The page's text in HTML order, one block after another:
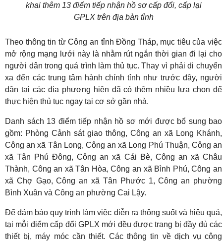
khai thêm 13 điểm tiếp nhận hồ sơ cấp đổi, cấp lại
GPLX trên địa bàn tỉnh
Theo thông tin từ Công an tỉnh Đồng Tháp, mục tiêu của việc
mở rộng mạng lưới này là nhằm rút ngắn thời gian đi lại cho
người dân trong quá trình làm thủ tục. Thay vì phải di chuyển
xa đến các trung tâm hành chính tỉnh như trước đây, người
dân tại các địa phương hiện đã có thêm nhiều lựa chọn để
thực hiện thủ tục ngay tại cơ sở gần nhà.
Danh sách 13 điểm tiếp nhận hồ sơ mới được bổ sung bao
gồm: Phòng Cảnh sát giao thông, Công an xã Long Khánh,
Công an xã Tân Long, Công an xã Long Phú Thuận, Công an
xã Tân Phú Đông, Công an xã Cái Bè, Công an xã Châu
Thành, Công an xã Tân Hòa, Công an xã Bình Phú, Công an
xã Chợ Gạo, Công an xã Tân Phước 1, Công an phường
Bình Xuân và Công an phường Cai Lậy.
Để đảm bảo quy trình làm việc diễn ra thông suốt và hiệu quả,
tại mỗi điểm cấp đổi GPLX mới đều được trang bị đầy đủ các
thiết bị, máy móc cần thiết. Các thông tin về dịch vụ công